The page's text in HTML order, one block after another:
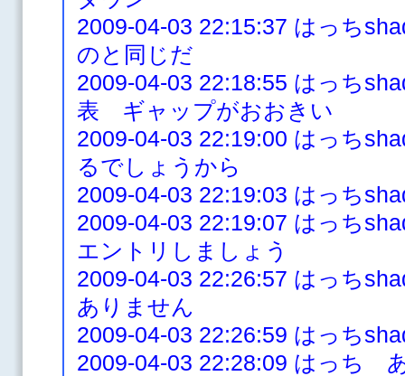
2009-04-03 22:15:37 はっち
のと同じだ
2009-04-03 22:18:55 はっち
表 ギャップがおおきい
2009-04-03 22:19:00 はっち
るでしょうから
2009-04-03 22:19:03 はっち
2009-04-03 22:19:07 はっち
エントリしましょう
2009-04-03 22:26:57 はっち
ありません
2009-04-03 22:26:59 はっち
2009-04-03 22:28:09 はっち